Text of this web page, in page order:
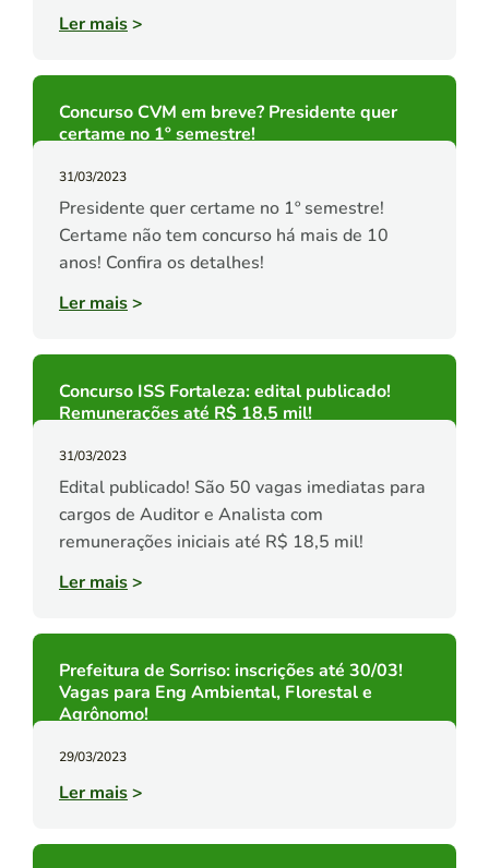
Ler mais>
Concurso CVM em breve? Presidente quer
certame no 1º semestre!
31/03/2023
Presidente quer certame no 1º semestre!
Certame não tem concurso há mais de 10
anos! Confira os detalhes!
Ler mais>
Concurso ISS Fortaleza: edital publicado!
Remunerações até R$ 18,5 mil!
31/03/2023
Edital publicado! São 50 vagas imediatas para
cargos de Auditor e Analista com
remunerações iniciais até R$ 18,5 mil!
Ler mais>
Prefeitura de Sorriso: inscrições até 30/03!
Vagas para Eng Ambiental, Florestal e
Agrônomo!
29/03/2023
Ler mais>